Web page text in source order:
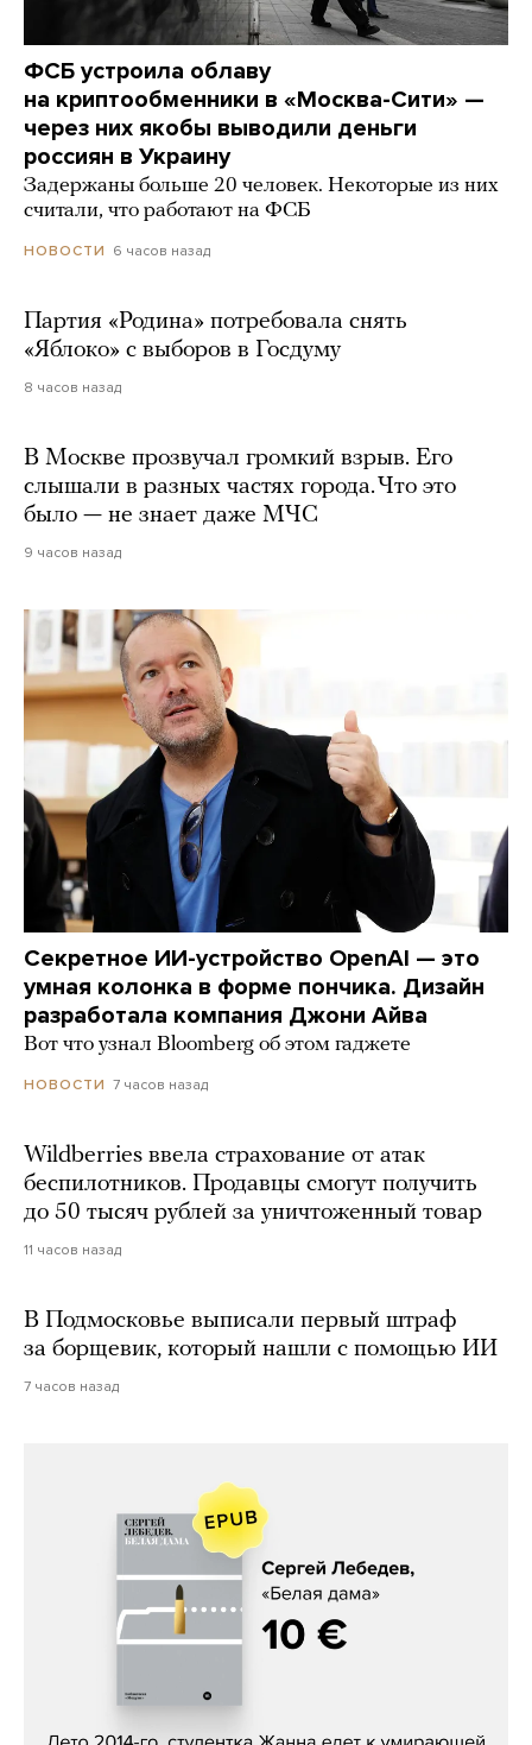
ФСБ устроила облаву
на криптообменники в «Москва-Сити» —
через них якобы выводили деньги
россиян в Украину
Задержаны больше 20 человек. Некоторые из них
считали, что работают на ФСБ
НОВОСТИ 6 часов назад
Партия «Родина» потребовала снять
«Яблоко» с выборов в Госдуму
8 часов назад
В Москве прозвучал громкий взрыв. Его
слышали в разных частях города. Что это
было — не знает даже МЧС
9 часов назад
Секретное ИИ-устройство OpenAI — это
умная колонка в форме пончика. Дизайн
разработала компания Джони Айва
Вот что узнал Bloomberg об этом гаджете
НОВОСТИ 7 часов назад
Wildberries ввела страхование от атак
беспилотников. Продавцы смогут получить
до 50 тысяч рублей за уничтоженный товар
11 часов назад
В Подмосковье выписали первый штраф
за борщевик, который нашли с помощью ИИ
7 часов назад
Сергей Лебедев, «Белая дама»